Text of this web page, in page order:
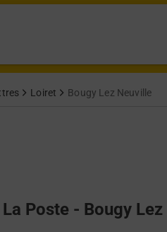
Loiret Bougy Lez Neuville
Poste - Bougy